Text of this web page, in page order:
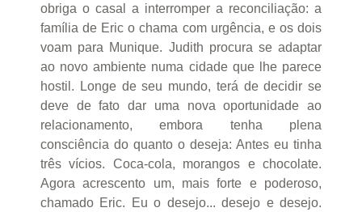
obriga o casal a interromper a reconciliação: a
família de Eric o chama com urgência, e os dois
voam para Munique. Judith procura se adaptar
ao novo ambiente numa cidade que lhe parece
hostil. Longe de seu mundo, terá de decidir se
deve de fato dar uma nova oportunidade ao
relacionamento, embora tenha plena
consciência do quanto o deseja: Antes eu tinha
três vícios. Coca-cola, morangos e chocolate.
Agora acrescento um, mais forte e poderoso,
chamado Eric. Eu o desejo... desejo e desejo.